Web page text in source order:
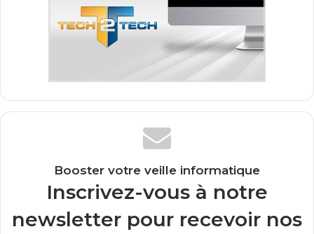
Booster votre veille informatique
Inscrivez-vous à notre
newsletter pour recevoir nos